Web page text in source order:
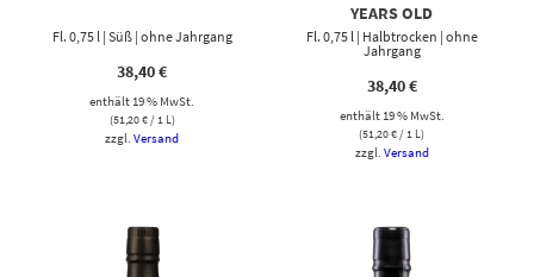
Fl. 0,75 l | Süß | ohne Jahrgang
38,40€
enthält 19 % MwSt.
(51,20€/ 1 L)
zzgl.Versand
YEARS OLD
Fl. 0,75 l | Halbtrocken | ohne
Jahrgang
38,40€
enthält 19 % MwSt.
(51,20€ / 1 L)
zzgl. Versand